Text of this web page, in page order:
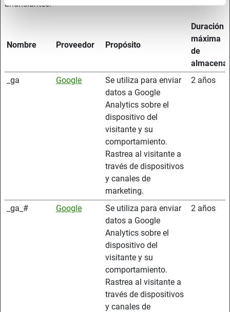
anunciantes.
Nombre Proveedor Propósito
Duración
máxima
de
_ga
Google
Se utiliza para enviar
datos a Google
Analytics sobre el
dispositivo del
visitante y su
comportamiento.
Rastrea al visitante a
través de dispositivos
y canales de
marketing.
2 años
_ga_# Google
Se utiliza para enviar
datos a Google
Analytics sobre el
dispositivo del
visitante y su
comportamiento.
Rastrea al visitante a
través de dispositivos
y canales de
2 años